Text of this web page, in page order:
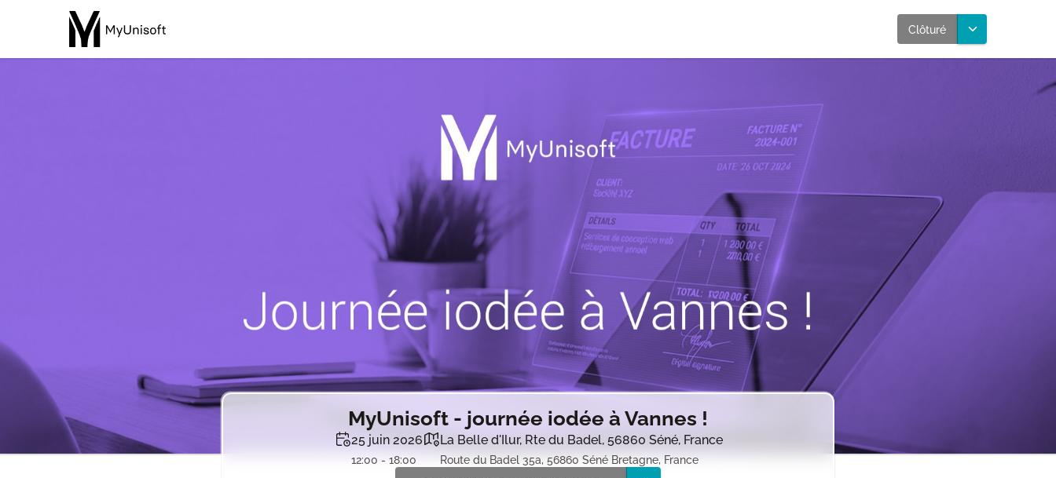
Clôturé
MyUnisoft - journée iodée à Vannes !
25 juin 2026
12:00 - 18:00
La Belle d'Ilur, Rte du Badel, 56860 Séné, France
Route du Badel 35a, 56860 Séné Bretagne, France